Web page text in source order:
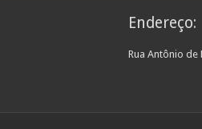
Endereço:
Rua Antônio de